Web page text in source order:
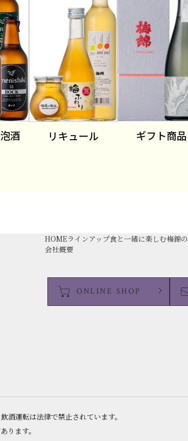
酒 リキュール ギフト商品
HOMEラインアップ食と一緒に楽しむ梅錦
会社概要
ONLINE SHOP
運転は法律で禁止されています。
ります。